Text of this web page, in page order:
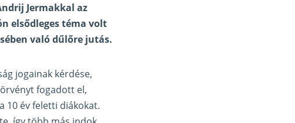
Jermakkal az
elsődleges téma volt
való dűlőre jutás.
jogainak kérdése,
fogadott el,
10 év feletti diákokat.